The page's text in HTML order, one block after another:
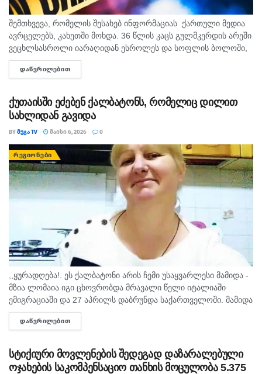
შემთხვევა, რომელის შესახებ ინფორმაციას ქართული მედია
ავრცელებს, კახეთში მოხდა. 36 წლის კაცს გულმკერდის არეში
ვეცხლსასროლი იარაღიდან ესროლეს და სოფლის ბოლოში,
ვენახის ზვრებთან მიატოვეს. გარდაცვლილი დღეს
ადგილობრივებმა იპოვეს. დანაშაულის ოფიციალური
ᲓᲐᲬᲕᲠᲘᲚᲔᲑᲘᲗ
ქუთაისში ეძებენ ქალბატონს, რომელიც დილით
სახლიდან გავიდა
BYᲛᲔᲒᲐ TV ᲛᲐᲘᲡᲘ 6, 2026 0
ᲠᲔᲒᲘᲝᲜᲔᲑᲘ
,,ყურადღება!. ეს ქალბატონი არის ჩემი უსაყვარლესი მამიდა -
მზია ლომაია იგი ცხოვრობდა მრავალი წელი იტალიაში
ემიგრაციაში და 27 აპრილს დაბრუნდა საქართველოში. მამიდა
ცხოვრობს ქუთაისში, ფოთის ქუჩა N38-ში. დღეს, გამთენიისას
დაახლოებით...
ᲓᲐᲬᲕᲠᲘᲚᲔᲑᲘᲗ
სტიქიური მოვლენების შედეგად დაზარალებული
ოჯახების საკომპენსაციო თანხის მოცულობა 5.375